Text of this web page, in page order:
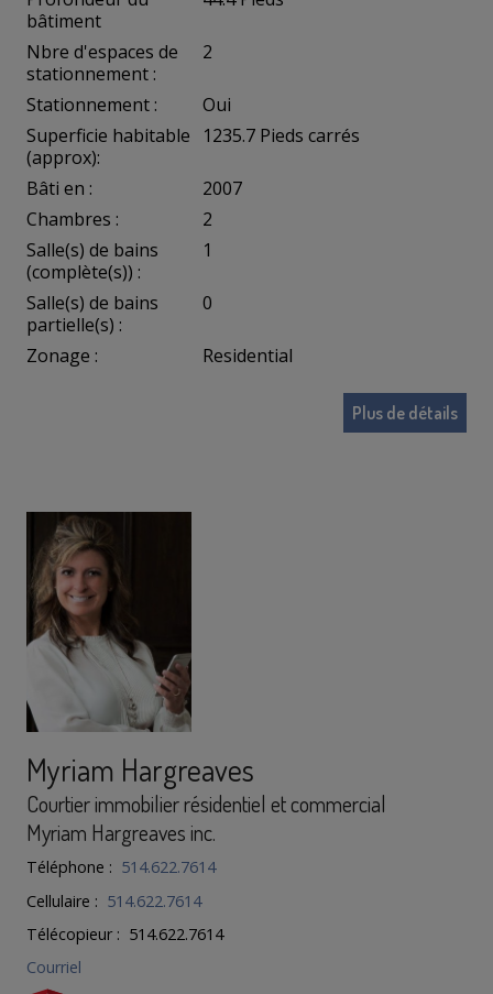
bâtiment
Nbre d'espaces de
stationnement :
2
Stationnement :
Oui
Superficie habitable
(approx):
1235.7 Pieds carrés
Bâti en :
2007
Chambres :
2
Salle(s) de bains
(complète(s)) :
1
Salle(s) de bains
partielle(s) :
0
Zonage : Residential
Plus de détails
Myriam Hargreaves
Courtier immobilier résidentiel et commercial
Myriam Hargreaves inc.
Téléphone : 514.622.7614
Cellulaire : 514.622.7614
Télécopieur : 514.622.7614
Courriel